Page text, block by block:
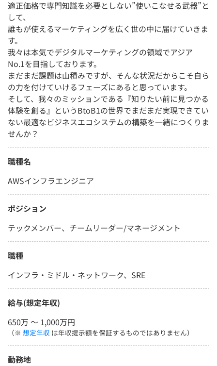
適正価格で専門知識を必要としない”使いこなせる武器”と
して、
誰もが使えるマーケティングを広く世の中に届けていきま
す。
我々は本気でデジタルマーケティングの領域でアジア
No.1を目指しております。
まだまだ課題は山積みですが、そんな状況だからこそ自ら
の力を付けていけるフェーズにあると思っています。
そして、我々のミッションである『知りたい前に見つかる
体験を創る』というBtoB1の世界でまだまだ実現できてい
ない最適なビジネスエコシステムの構築を一緒につくりま
せんか？
職種名
AWSインフラエンジニア
ポジション
テックメンバー、チームリーダー/マネージメント
職種
インフラ・ミドル・ネットワーク、SRE
給与(想定年収)
650万 〜 1,000万円
（※ 想定年収 は年収提示額を保証するものではありません）
勤務地